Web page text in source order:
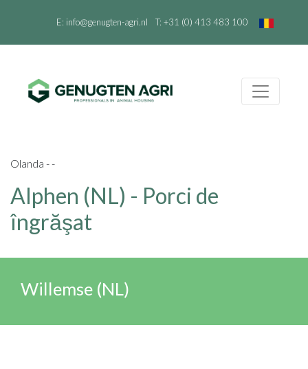
E: info@genugten-agri.nl T:+31 (0) 413 483 100
Olanda - -
Alphen (NL) - Porci de
îngrăşat
Willemse (NL)